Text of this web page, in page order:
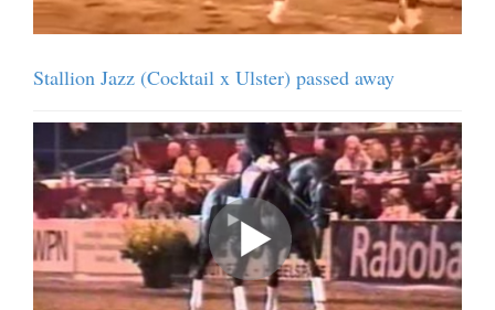
Stallion Jazz (Cocktail x Ulster) passed away